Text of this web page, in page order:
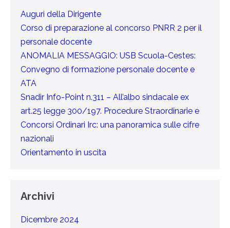
Auguri della Dirigente
Corso di preparazione al concorso PNRR 2 per il
personale docente
ANOMALIA MESSAGGIO: USB Scuola-Cestes:
Convegno di formazione personale docente e
ATA
Snadir Info-Point n.311 – All’albo sindacale ex
art.25 legge 300/197. Procedure Straordinarie e
Concorsi Ordinari Irc: una panoramica sulle cifre
nazionali
Orientamento in uscita
Archivi
Dicembre 2024